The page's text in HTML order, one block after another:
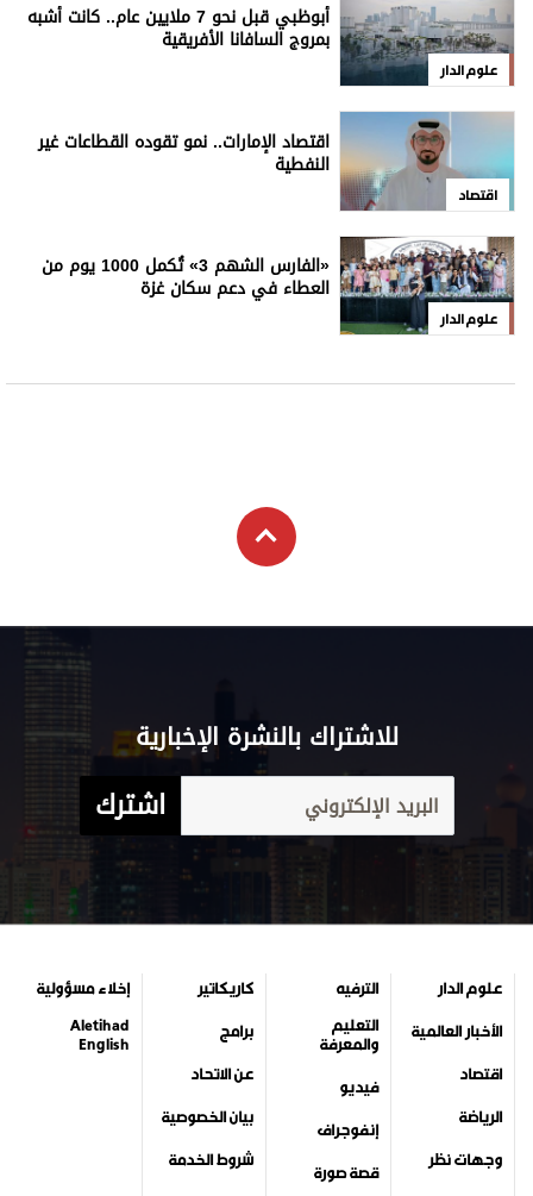
علوم الدار
أبوظبي قبل نحو 7 ملايين عام.. كانت أشبه
بمروج السافانا الأفريقية
اقتصاد
اقتصاد الإمارات.. نمو تقوده القطاعات غير
النفطية
علوم الدار
«الفارس الشهم 3» تُكمل 1000 يوم من
العطاء في دعم سكان غزة
للاشتراك بالنشرة الإخبارية
اشترك
علوم الدار
الأخبار العالمية
اقتصاد
الرياضة
وجهات نظر
الترفيه
التعليم
والمعرفة
فيديو
إنفوجراف
قصة صورة
كاريكاتير
برامج
عن الاتحاد
بيان الخصوصية
شروط الخدمة
إخلاء مسؤولية
Aletihad
English